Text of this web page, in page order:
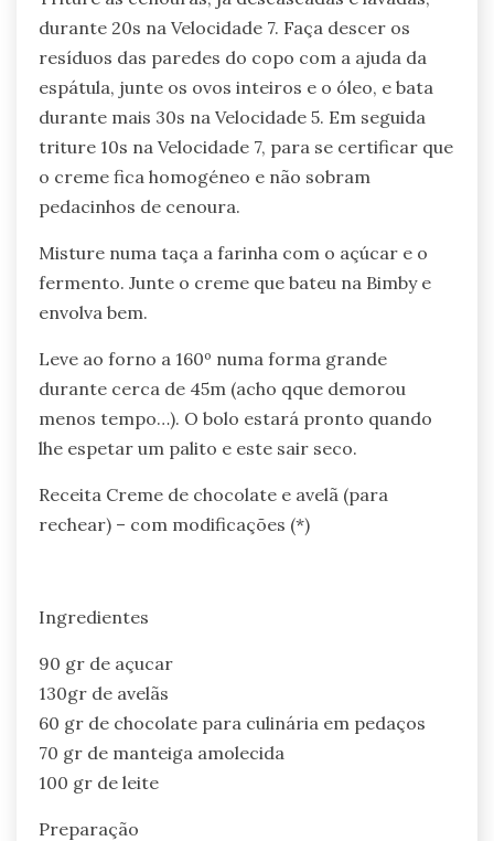
durante 20s na Velocidade 7. Faça descer os
resíduos das paredes do copo com a ajuda da
espátula, junte os ovos inteiros e o óleo, e bata
durante mais 30s na Velocidade 5. Em seguida
triture 10s na Velocidade 7, para se certificar que
o creme fica homogéneo e não sobram
pedacinhos de cenoura.
Misture numa taça a farinha com o açúcar e o
fermento. Junte o creme que bateu na Bimby e
envolva bem.
Leve ao forno a 160º numa forma grande
durante cerca de 45m (acho qque demorou
menos tempo…). O bolo estará pronto quando
lhe espetar um palito e este sair seco.
Receita Creme de chocolate e avelã (para
rechear) – com modificações (*)
Ingredientes
90 gr de açucar
130gr de avelãs
60 gr de chocolate para culinária em pedaços
70 gr de manteiga amolecida
100 gr de leite
Preparação